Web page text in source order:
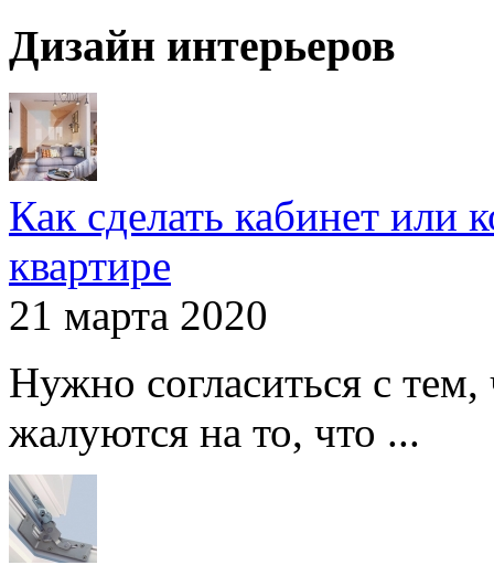
Дизайн интерьеров
Как сделать кабинет или
квартире
21 марта 2020
Нужно согласиться с
жалуются на то, что ...